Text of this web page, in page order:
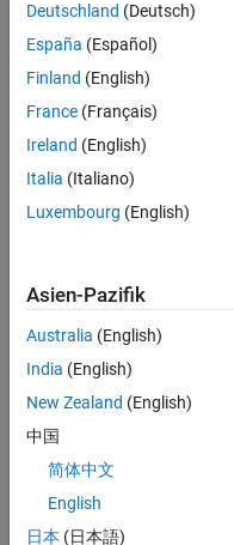
due
to
lateral
forces
acting
through
steering
Lateral
force
Fy
Lever
arm
Compute
torque
T.
Deutschland (Deutsch)
España (Español)
Finland (English)
France (Français)
Ireland (English)
Italia (Italiano)
Luxembourg (English)
Asien-Pazifik
Australia (English)
India (English)
New Zealand (English)
中国
简体中文
English
日本 (日本語)